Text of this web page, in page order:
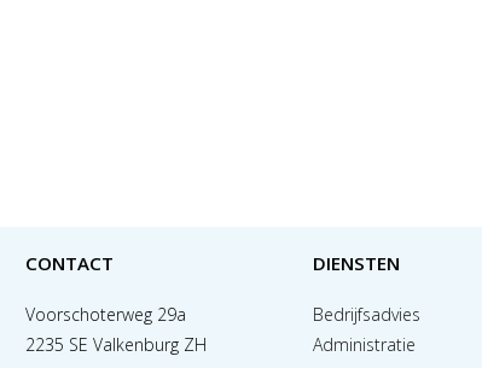
CONTACT
Voorschoterweg 29a
2235 SE Valkenburg ZH
DIENSTEN
Bedrijfsadvies
Administratie